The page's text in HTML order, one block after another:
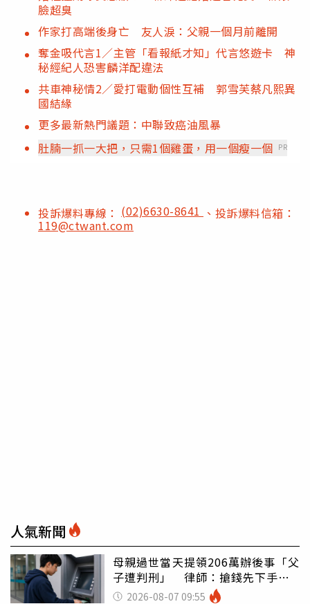
臉超臭
作家打高端後身亡 友人淚：父親一個月前離開
奪金吸代言1／主管「看報紙才知」代言悠遊卡 神
秘經紀人恐害麟洋配違法
共車神秘情2／愛打電動個性互補 郭雪芙蔡凡熙異
國結緣
更多最新熱門議題：中聯致癌油風暴
肚腩一抓一大把，只需1個雞蛋，用一個瘦一個 PR
投訴爆料專線： (02)6630-8641 、投訴爆料信箱：
119@ctwant.com
人氣新聞
母親過世當天提領206萬辦後事「父
子遭判刑」 律師：搶錢先下手是
罪 2026-08-07 09:55